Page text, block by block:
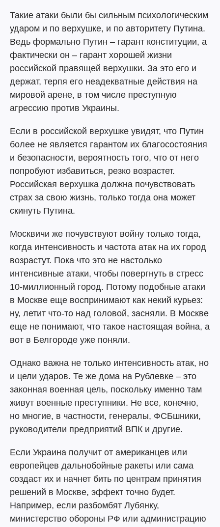
Такие атаки были бы сильным психологическим
ударом и по верхушке, и по авторитету Путина.
Ведь формально Путин – гарант конституции, а
фактически он – гарант хорошей жизни
российской правящей верхушки. За это его и
держат, терпя его неадекватные действия на
мировой арене, в том числе преступную
агрессию против Украины.
Если в российской верхушке увидят, что Путин
более не является гарантом их благосостояния
и безопасности, вероятность того, что от него
попробуют избавиться, резко возрастет.
Российская верхушка должна почувствовать
страх за свою жизнь, только тогда она может
скинуть Путина.
Москвичи же почувствуют войну только тогда,
когда интенсивность и частота атак на их город
возрастут. Пока что это не настолько
интенсивные атаки, чтобы повергнуть в стресс
10-миллионный город. Потому подобные атаки
в Москве еще воспринимают как некий курьез:
ну, летит что-то над головой, засняли. В Москве
еще не понимают, что такое настоящая война, а
вот в Белгороде уже поняли.
Однако важна не только интенсивность атак, но
и цели ударов. Те же дома на Рублевке – это
законная военная цель, поскольку именно там
живут военные преступники. Не все, конечно,
но многие, в частности, генералы, ФСБшники,
руководители предприятий ВПК и другие.
Если Украина получит от американцев или
европейцев дальнобойные ракеты или сама
создаст их и начнет бить по центрам принятия
решений в Москве, эффект точно будет.
Например, если разбомбят Лубянку,
министерство обороны РФ или администрацию